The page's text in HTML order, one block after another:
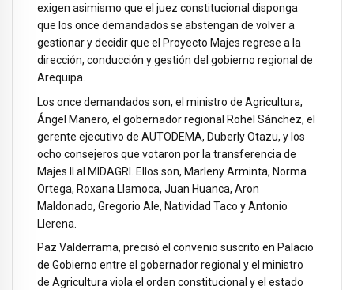
exigen asimismo que el juez constitucional disponga
que los once demandados se abstengan de volver a
gestionar y decidir que el Proyecto Majes regrese a la
dirección, conducción y gestión del gobierno regional de
Arequipa.
Los once demandados son, el ministro de Agricultura,
Ángel Manero, el gobernador regional Rohel Sánchez, el
gerente ejecutivo de AUTODEMA, Duberly Otazu, y los
ocho consejeros que votaron por la transferencia de
Majes II al MIDAGRI. Ellos son, Marleny Arminta, Norma
Ortega, Roxana Llamoca, Juan Huanca, Aron
Maldonado, Gregorio Ale, Natividad Taco y Antonio
Llerena.
Paz Valderrama, precisó el convenio suscrito en Palacio
de Gobierno entre el gobernador regional y el ministro
de Agricultura viola el orden constitucional y el estado